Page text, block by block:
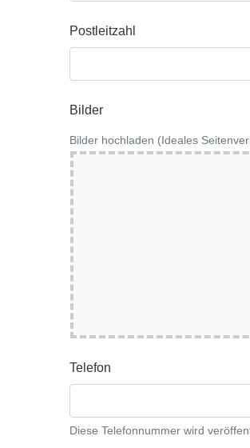
Postleitzahl
Bilder
Bilder hochladen (Ideales
Telefon
Diese Telefonnummer wird